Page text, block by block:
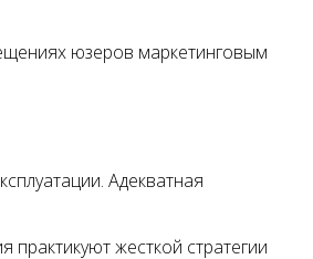
юзеров маркетинговым
Адекватная
жесткой стратегии